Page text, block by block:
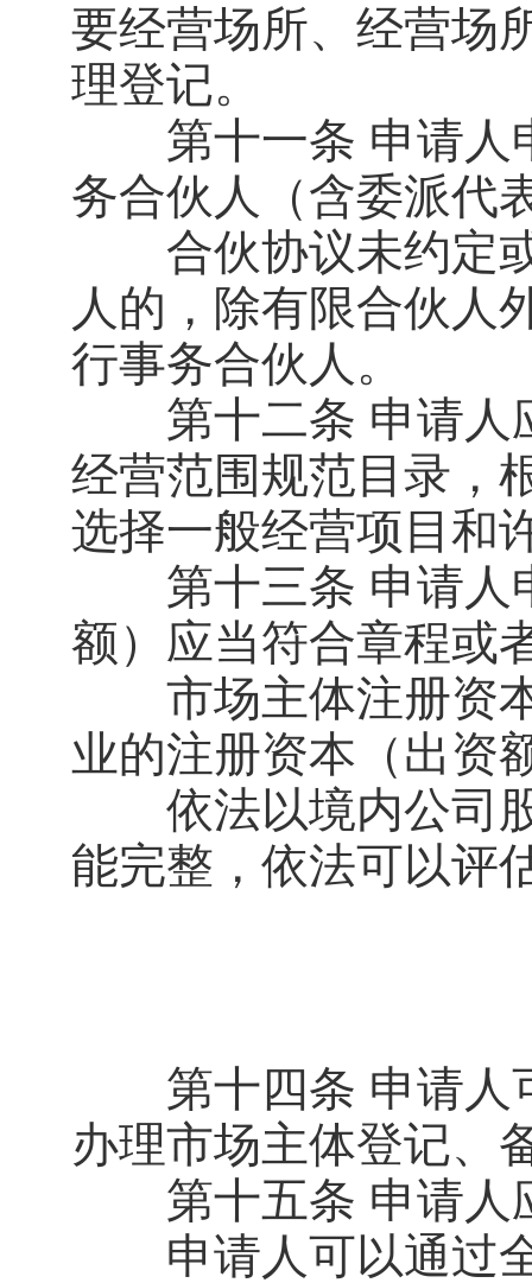
要经营场所、经营场
理登记。
第十一条 申请人
务合伙人（含委派代
合伙协议未约定或
人的，除有限合伙人
行事务合伙人。
第十二条 申请人
经营范围规范目录，
选择一般经营项目和
第十三条 申请人
额）应当符合章程或
市场主体注册资本
业的注册资本（出资
依法以境内公司股
能完整，依法可以评
第十四条 申请人
办理市场主体登记、
第十五条 申请人
申请人可以通过全